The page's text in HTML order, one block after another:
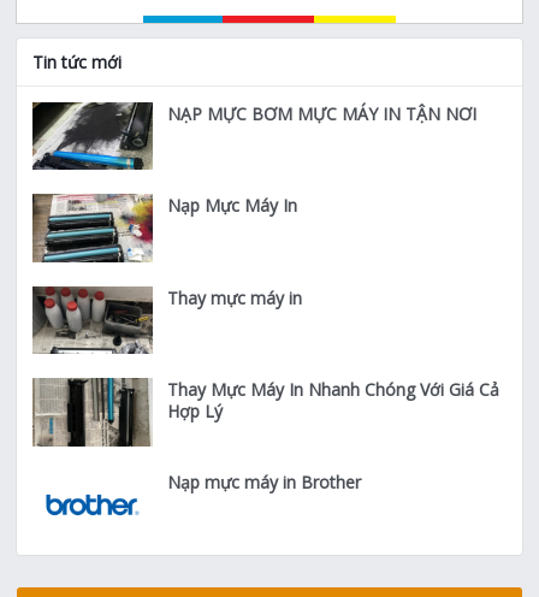
Tin tức mới
NẠP MỰC BƠM MỰC MÁY IN TẬN NƠI
Nạp Mực Máy In
Thay mực máy in
Thay Mực Máy In Nhanh Chóng Với Giá Cả
Hợp Lý
Nạp mực máy in Brother